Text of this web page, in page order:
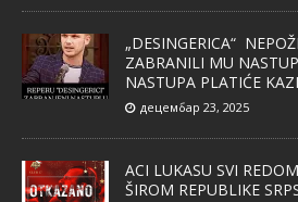
„DESINGERICA“
ZABRANILI MU
NASTUPA PLATIĆE
децембар 23, 2025
ACI LUKASU SVI
ŠIROM REPUBLIKE